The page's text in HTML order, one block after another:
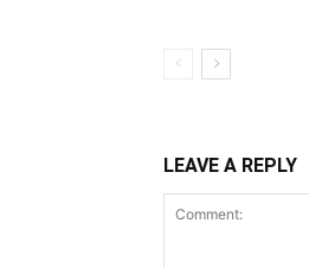
LEAVE A REPLY